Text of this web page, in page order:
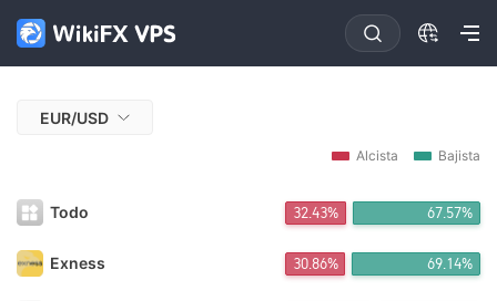
EUR/USD
Alcista Bajista
Todo 32.43% 67.57%
Exness 30.86% 69.14%